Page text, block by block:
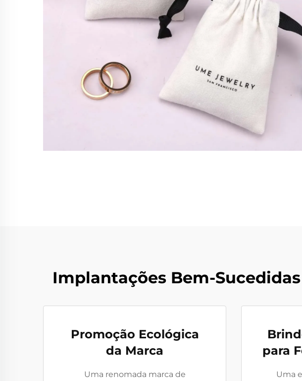
Implantações Bem-
Promoção Ecológica
da Marca
Uma renomada marca de
para
Uma